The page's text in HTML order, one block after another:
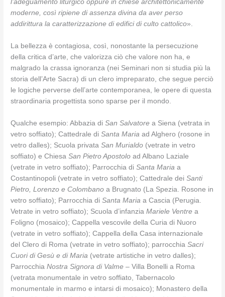
l’adeguamento liturgico oppure in chiese architettonicamente
moderne, così ripiene di assenza divina da aver perso
addirittura la caratterizzazione di edifici di culto cattolico».
La bellezza è contagiosa, così, nonostante la persecuzione
della critica d’arte, che valorizza ciò che valore non ha, e
malgrado la crassa ignoranza (nei Seminari non si studia più la
storia dell’Arte Sacra) di un clero impreparato, che segue perciò
le logiche perverse dell’arte contemporanea, le opere di questa
straordinaria progettista sono sparse per il mondo.
Qualche esempio: Abbazia diSan Salvatorea Siena (vetrata in
vetro soffiato); Cattedrale diSanta Mariaad Alghero (rosone in
vetro dalles); Scuola privataSan Murialdo (vetrate in vetro
soffiato) e ChiesaSan Pietro Apostoload Albano Laziale
(vetrate in vetro soffiato); Parrocchia diSanta Mariaa
Costantinopoli (vetrate in vetro soffiato); Cattedrale deiSanti
Pietro, Lorenzo e Colombanoa Brugnato (La Spezia. Rosone in
vetro soffiato); Parrocchia diSanta Mariaa Cascia (Perugia.
Vetrate in vetro soffiato); Scuola d’infanziaMariele Ventrea
Foligno (mosaico); Cappella vescovile della Curia di Nuoro
(vetrate in vetro soffiato); Cappella della Casa internazionale
del Clero di Roma (vetrate in vetro soffiato); parrocchiaSacri
Cuori di Gesù e di Maria (vetrate artistiche in vetro dalles);
ParrocchiaNostra Signora di Valme– Villa Bonelli a Roma
(vetrata monumentale in vetro soffiato, Tabernacolo
monumentale in marmo e intarsi di mosaico); Monastero della